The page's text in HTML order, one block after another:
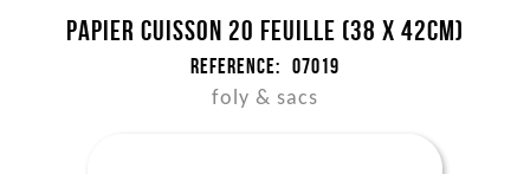
Papier cuisson 20 feuille (38 x 42cm)
Reference: 07019
foly & sacs